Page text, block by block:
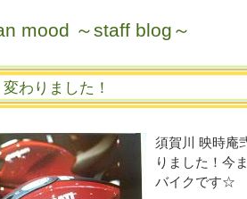
mood ～staff blog～
変わりました！
須賀川 映時庵
りました！今
バイクです☆